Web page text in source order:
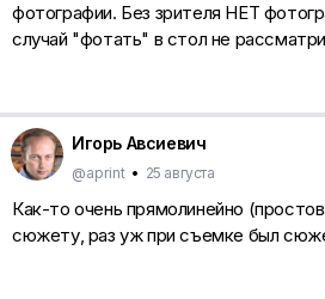
фотографии. Без зрителя НЕТ
случай "фотать" в стол не
Игорь Авсиевич
@aprint • 25 августа
Как-то очень прямолинейно
сюжету, раз уж при съемке был